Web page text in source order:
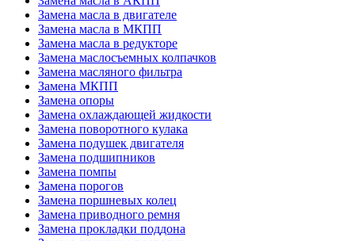
Замена масла в двигателе
Замена масла в МКПП
Замена масла в редукторе
Замена маслосъемных колпачков
Замена масляного фильтра
Замена МКПП
Замена опоры
Замена охлаждающей жидкости
Замена поворотного кулака
Замена подушек двигателя
Замена подшипников
Замена помпы
Замена порогов
Замена поршневых колец
Замена приводного ремня
Замена прокладки поддона